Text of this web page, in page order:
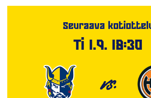
Seuraava
Ti 1.9. 18:30
VS.